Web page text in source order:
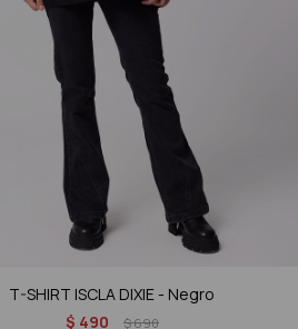
T-SHIRT ISCLA DIXIE - Negro
$ 490 $690